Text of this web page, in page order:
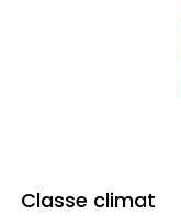
Classe climat